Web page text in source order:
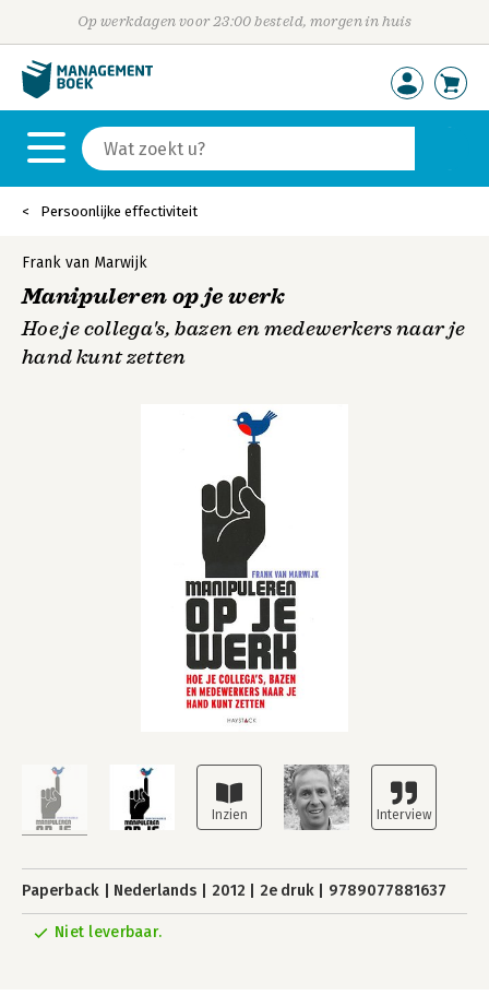
Op werkdagen voor 23:00 besteld, morgen in huis
Persoonlijke effectiviteit
Frank van Marwijk
Manipuleren op je werk
Hoe je collega's, bazen en medewerkers naar je
hand kunt zetten
Paperback Nederlands 2012 2e druk 9789077881637
Niet leverbaar.